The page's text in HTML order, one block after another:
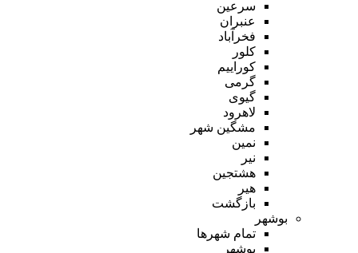
سرعین
عنبران
فخرآباد
کلور
کوراییم
گرمی
گیوی
لاهرود
مشگین شهر
نمین
نیر
هشتجین
هیر
بازگشت
بوشهر
تمام شهر‌ها
بوشهر